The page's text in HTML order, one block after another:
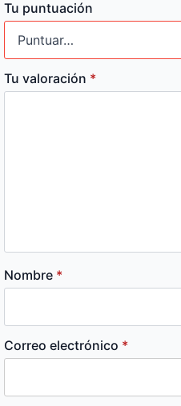
Tu puntuación
Tu valoración *
Nombre *
Correo electrónico *